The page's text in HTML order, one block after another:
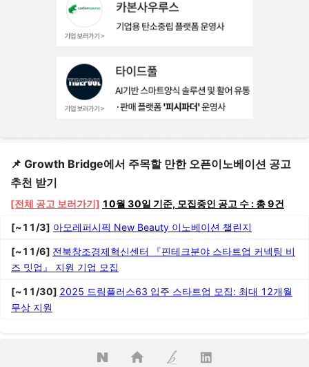
📌 Growth Bridge에서 주목할 만한 오픈이노베이션 공고
추천 받기
[전체 공고 보러가기] 10월 30일 기준, 모집중인 공고 수 : 총 9건
[~11/3] 아모레퍼시픽 New Beauty 이노베이션 챌린지
[~11/6] 전북창조경제혁신센터 『핀테크분야 스타트업 커넥팅 비
즈 밋업』 지원 기업 모집
[~11/30] 2025 드림플러스63 입주 스타트업 모집: 최대 12개월
무상 지원